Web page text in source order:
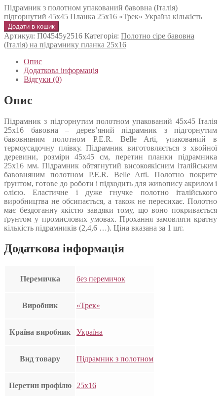
Підрамник з полотном упакований бавовна (Італія)
підгорнутий 45х45 Планка 25х16 «Трек» Україна кількість
Додати в кошик
Артикул: П04545у2516 Категорія: Полотно сіре бавовна
(Італія) на підрамнику планка 25х16
Опис
Додаткова інформація
Відгуки (0)
Опис
Підрамник з підгорнутим полотном упакований 45х45 Італія
25х16 бавовна – дерев’яний підрамник з підгорнутим
бавовняним полотном P.E.R. Belle Arti, упакований в
термоусадочну плівку. Підрамник виготовляється з хвойної
деревини, розміри 45х45 см, перетин планки підрамника
25х16 мм. Підрамник обтягнутий високоякісним італійським
бавовняним полотном P.E.R. Belle Arti. Полотно покрите
ґрунтом, готове до роботи і підходить для живопису акрилом і
олією. Еластичне і дуже гнучке полотно італійського
виробництва не обсипається, а також не пересихає. Полотно
має бездоганну якістю завдяки тому, що воно покривається
ґрунтом у промислових умовах. Прохання замовляти кратну
кількість підрамників (2,4,6 …). Ціна вказана за 1 шт.
Додаткова інформація
Перемичка без перемичок
Виробник «Трек»
Країна виробник Україна
Вид товару Підрамник з полотном
Перетин профілю 25х16